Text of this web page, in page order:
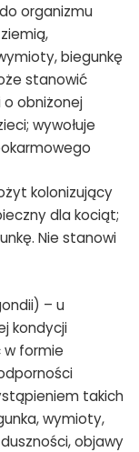
organizmu
biegunkę
stanowić
obniżonej
wywołuje
kolonizujący
dla kociąt;
Nie stanowi
– u
kondycji
formie
takich
wymioty,
objawy